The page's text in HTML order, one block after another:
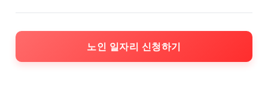
노인 일자리 신청하기